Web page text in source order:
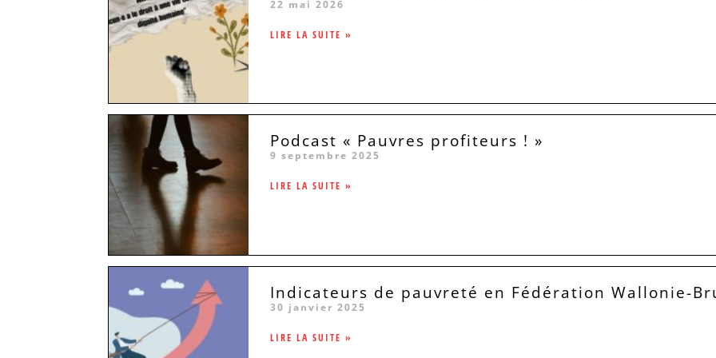
22 mai 2026
LIRE LA SUITE »
Podcast « Pauvres profiteurs ! »
9 septembre 2025
LIRE LA SUITE »
Indicateurs de pauvreté en Fédération Wallonie-
30 janvier 2025
LIRE LA SUITE »